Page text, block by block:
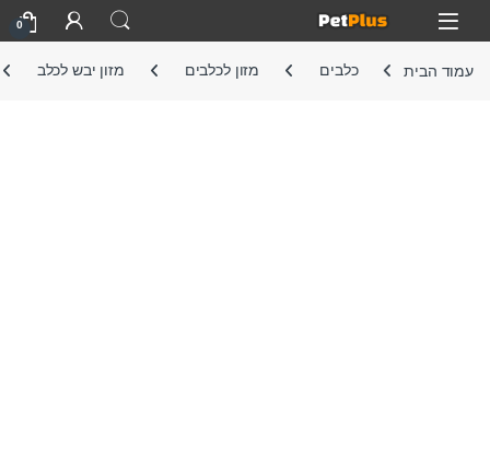
Skip to navigation
Skip to content
Open
0
עמוד הבית כלבים מזון לכלבים מזון יבש לכלב